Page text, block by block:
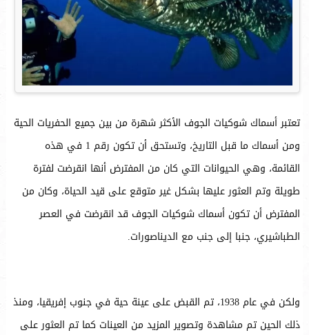
تعتبر أسماك شوكيات الجوف الأكثر شهرة من بين جميع الحفريات الحية
ومن أسماك ما قبل التاريخ، وتستحق أن تكون رقم 1 في هذه
القائمة، وهي الحيوانات التي كان من المفترض أنها انقرضت لفترة
طويلة وتم العثور عليها بشكل غير متوقع على قيد الحياة، وكان من
المفترض أن تكون أسماك شوكيات الجوف قد انقرضت في العصر
الطباشيري، جنبا إلى جنب مع الديناصورات.
ولكن في عام 1938، تم القبض على عينة حية في جنوب إفريقيا، ومنذ
ذلك الحين تم مشاهدة وتصوير المزيد من العينات كما تم العثور على